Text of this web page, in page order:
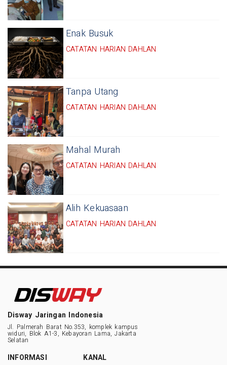
Enak Busuk
CATATAN HARIAN DAHLAN
Tanpa Utang
CATATAN HARIAN DAHLAN
Mahal Murah
CATATAN HARIAN DAHLAN
Alih Kekuasaan
CATATAN HARIAN DAHLAN
Disway Jaringan Indonesia
Jl. Palmerah Barat No.353, komplek kampus
widuri, Blok A1-3, Kebayoran Lama, Jakarta
Selatan
INFORMASI
KANAL